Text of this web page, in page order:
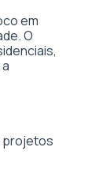
em
O
projetos